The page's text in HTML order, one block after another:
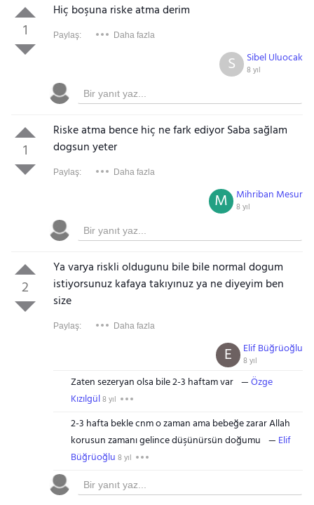
1
Hiç boşuna riske atma derim
Paylaş: Daha fazla
Sibel Uluocak
8 yıl
S
1
Riske atma bence hiç ne fark ediyor Saba sağlam
dogsun yeter
Paylaş: Daha fazla
Mihriban Mesur
8 yıl
M
2
Ya varya riskli oldugunu bile bile normal dogum
istiyorsunuz kafaya takıyınuz ya ne diyeyim ben
size
Paylaş: Daha fazla
Elif Büğrüoğlu
8 yıl
E
Zaten sezeryan olsa bile 2-3 haftam var
Özge
Kızılgül8 yıl
2-3 hafta bekle cnm o zaman ama bebeğe zarar Allah
korusun zamanı gelince düşünürsün doğumu
Elif
Büğrüoğlu 8 yıl